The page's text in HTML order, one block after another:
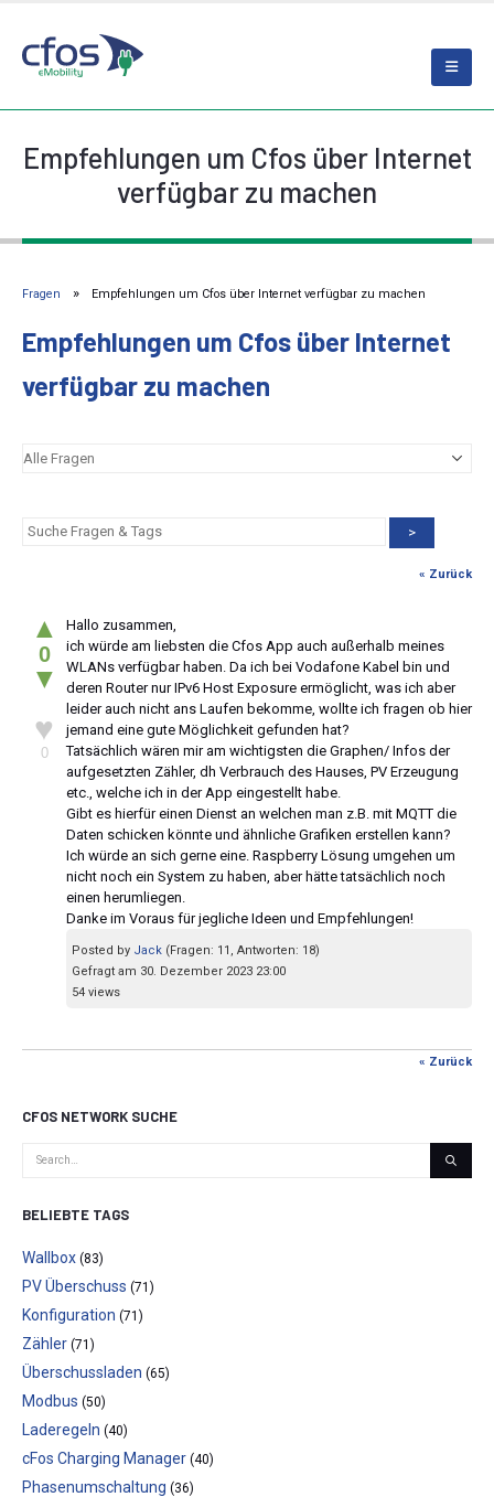
Empfehlungen um Cfos über Internet
verfügbar zu machen
Fragen Empfehlungen um Cfos über Internet verfügbar zu machen
Empfehlungen um Cfos über Internet
verfügbar zu machen
>
« Zurück
▲
0
▼
♥
0
Hallo zusammen,
ich würde am liebsten die Cfos App auch außerhalb meines
WLANs verfügbar haben. Da ich bei Vodafone Kabel bin und
deren Router nur IPv6 Host Exposure ermöglicht, was ich aber
leider auch nicht ans Laufen bekomme, wollte ich fragen ob hier
jemand eine gute Möglichkeit gefunden hat?
Tatsächlich wären mir am wichtigsten die Graphen/ Infos der
aufgesetzten Zähler, dh Verbrauch des Hauses, PV Erzeugung
etc., welche ich in der App eingestellt habe.
Gibt es hierfür einen Dienst an welchen man z.B. mit MQTT die
Daten schicken könnte und ähnliche Grafiken erstellen kann?
Ich würde an sich gerne eine. Raspberry Lösung umgehen um
nicht noch ein System zu haben, aber hätte tatsächlich noch
einen herumliegen.
Danke im Voraus für jegliche Ideen und Empfehlungen!
Posted by Jack (Fragen: 11, Antworten: 18)
Gefragt am 30. Dezember 2023 23:00
54 views
« Zurück
CFOS NETWORK SUCHE
BELIEBTE TAGS
Wallbox (83)
PV Überschuss (71)
Konfiguration (71)
Zähler (71)
Überschussladen (65)
Modbus (50)
Laderegeln (40)
cFos Charging Manager (40)
Phasenumschaltung (36)